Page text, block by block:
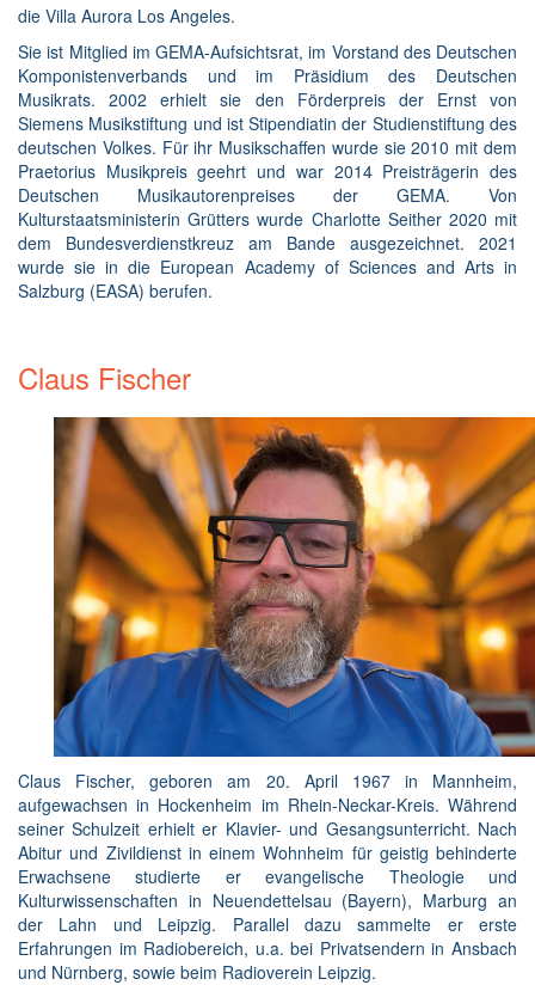
die Villa Aurora Los Angeles.
Sie ist Mitglied im GEMA-Aufsichtsrat, im Vorstand des Deutschen
Komponistenverbands und im Präsidium des Deutschen
Musikrats. 2002 erhielt sie den Förderpreis der Ernst von
Siemens Musikstiftung und ist Stipendiatin der Studienstiftung des
deutschen Volkes. Für ihr Musikschaffen wurde sie 2010 mit dem
Praetorius Musikpreis geehrt und war 2014 Preisträgerin des
Deutschen Musikautorenpreises der GEMA. Von
Kulturstaatsministerin Grütters wurde Charlotte Seither 2020 mit
dem Bundesverdienstkreuz am Bande ausgezeichnet. 2021
wurde sie in die European Academy of Sciences and Arts in
Salzburg (EASA) berufen.
Claus Fischer
Claus Fischer, geboren am 20. April 1967 in Mannheim,
aufgewachsen in Hockenheim im Rhein-Neckar-Kreis. Während
seiner Schulzeit erhielt er Klavier- und Gesangsunterricht. Nach
Abitur und Zivildienst in einem Wohnheim für geistig behinderte
Erwachsene studierte er evangelische Theologie und
Kulturwissenschaften in Neuendettelsau (Bayern), Marburg an
der Lahn und Leipzig. Parallel dazu sammelte er erste
Erfahrungen im Radiobereich, u.a. bei Privatsendern in Ansbach
und Nürnberg, sowie beim Radioverein Leipzig.